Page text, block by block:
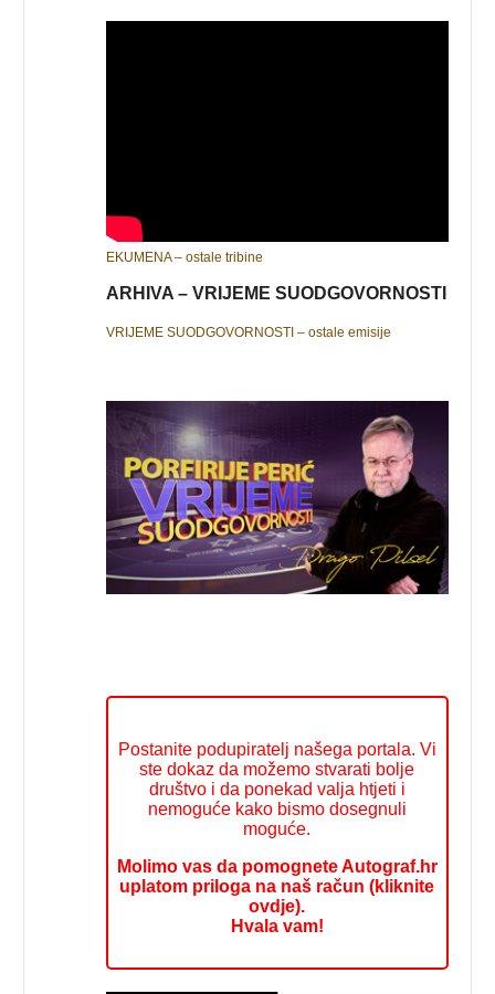
EKUMENA – ostale tribine
ARHIVA – VRIJEME SUODGOVORNOSTI
VRIJEME SUODGOVORNOSTI – ostale emisije
Postanite podupiratelj našega portala. Vi
ste dokaz da možemo stvarati bolje
društvo i da ponekad valja htjeti i
nemoguće kako bismo dosegnuli
moguće.
Molimo vas da pomognete Autograf.hr
uplatom priloga na naš račun (kliknite
ovdje).
Hvala vam!